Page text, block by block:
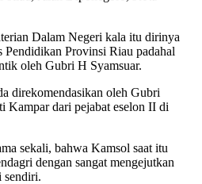
Dalam Negeri kala itu dirinya
Pendidikan Provinsi Riau padahal
oleh Gubri H Syamsuar.
direkomendasikan oleh Gubri
Kampar dari pejabat eselon II di
sekali, bahwa Kamsol saat itu
dengan sangat mengejutkan
sendiri.